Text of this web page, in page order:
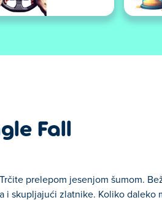
Fall
prelepom jesenjom šumom.
i skupljajući zlatnike. Koliko daleko